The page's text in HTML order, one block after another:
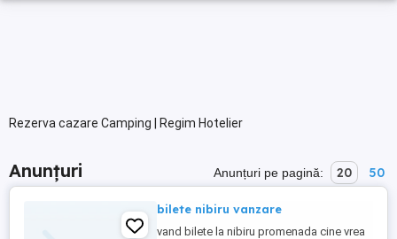
Rezerva cazare Camping | Regim Hotelier
Anunțuri Anunțuri pe pagină: 20 50
bilete nibiru vanzare
vand bilete la nibiru promenada cine vrea